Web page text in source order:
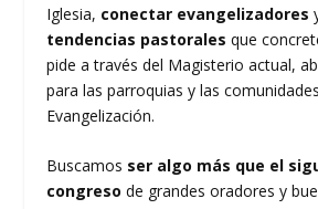
Iglesia, conectar evangelizadores
tendencias pastoralesque
pide a través del Magisterio actual,
para las parroquias y las
Evangelización.
Buscamos ser algo más que el
congresode grandes oradores y